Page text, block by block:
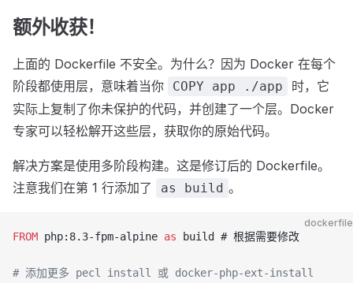
额外收获！
上面的 Dockerfile 不安全。为什么？因为 Docker 在每个
阶段都使用层，意味着当你
COPY app ./app
时，它
实际上复制了你未保护的代码，并创建了一个层。Docker
专家可以轻松解开这些层，获取你的原始代码。
解决方案是使用多阶段构建。这是修订后的 Dockerfile。
注意我们在第 1 行添加了
as build 。
dockerfile
FROM php:8.3-fpm-alpine as build # 根据需要修改
# 添加更多 pecl install 或 docker-php-ext-install